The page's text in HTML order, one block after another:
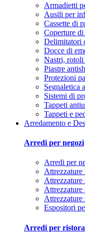
Armadietti
Ausili per
Cassette di
Coperture
Delimitatori
Docce di
Nastri, rotoli
Piastre
Protezioni
Segnaletica
Sistemi di
Tappeti
Tappeti e
Arredamento e
Arredi per negozi
Arredi per
Attrezzature
Attrezzature
Attrezzature
Attrezzature
Espositori
Arredi per